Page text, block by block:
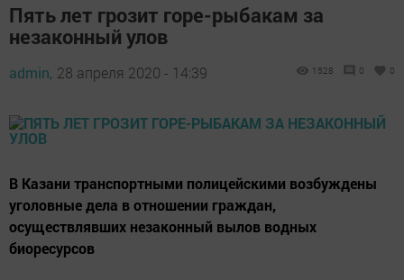
Пять лет грозит горе-рыбакам за
незаконный улов
admin, 28 апреля 2020 - 14:39 1528 0 0
В Казани транспортными полицейскими возбуждены
уголовные дела в отношении граждан,
осуществлявших незаконный вылов водных
биоресурсов